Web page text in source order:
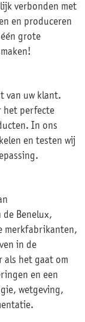
en produceren
grote
van uw klant.
het perfecte
In ons
en testen wij
Benelux,
merkfabrikanten,
in de
als het gaat om
en een
wetgeving,